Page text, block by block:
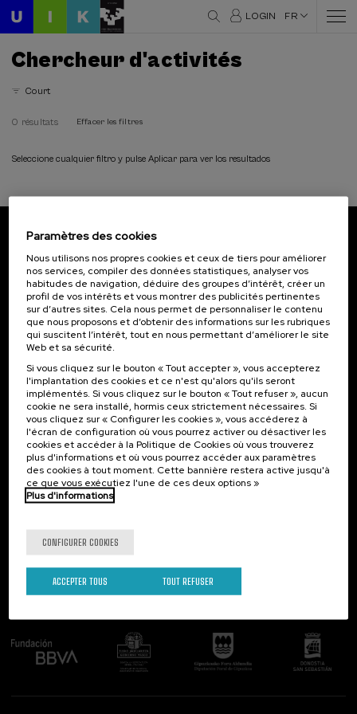
LOGIN FR
Chercheur d'activités
Court
0 résultats Effacer les filtres
Seleccione cualquier filtro y pulse Aplicar para ver los resultados
Inscrivez-vous pour être le premier à recevoir les
actualités de l'UIK.
S'abonner
Contact
Palacio Miramar
Paseo de Miraconcha, 48
20007 Donostia / San Sebastián
Gipuzkoa, Spain
Contactez-nous!
Intéressant...
Activités précédentes
Suivez-nous
Paramètres des cookies
Nous utilisons nos propres cookies et ceux de tiers pour améliorer
nos services, compiler des données statistiques, analyser vos
habitudes de navigation, déduire des groupes d’intérêt, créer un
profil de vos intérêts et vous montrer des publicités pertinentes
sur d’autres sites. Cela nous permet de personnaliser le contenu
que nous proposons et d’obtenir des informations sur les rubriques
qui suscitent l’intérêt, tout en nous permettant d’améliorer le site
Web et sa sécurité.
Si vous cliquez sur le bouton « Tout accepter », vous accepterez
l'implantation des cookies et ce n'est qu'alors qu'ils seront
implémentés. Si vous cliquez sur le bouton « Tout refuser », aucun
cookie ne sera installé, hormis ceux strictement nécessaires. Si
vous cliquez sur « Configurer les cookies », vous accéderez à
l'écran de configuration où vous pourrez activer ou désactiver les
cookies et accéder à la Politique de Cookies où vous trouverez
plus d'informations et où vous pourrez accéder aux paramètres
des cookies à tout moment. Cette bannière restera active jusqu'à
ce que vous exécutiez l'une de ces deux options »
Plus d'informations
CONFIGURER COOKIES
TOUT REFUSER
ACCEPTER TOUS